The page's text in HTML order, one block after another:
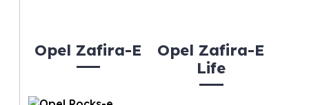
Opel Zafira-E
Opel Zafira-E
Life